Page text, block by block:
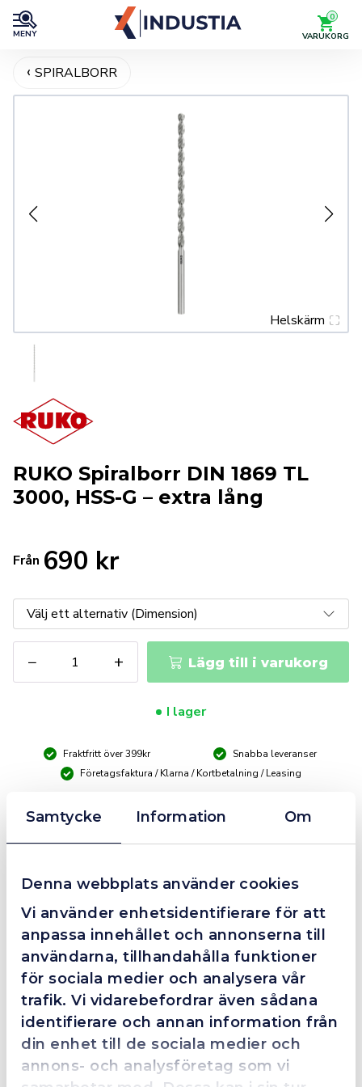
Samtycke Information Om
Denna webbplats använder cookies
Vi använder enhetsidentifierare för att
anpassa innehållet och annonserna till
användarna, tillhandahålla funktioner
för sociala medier och analysera vår
trafik. Vi vidarebefordrar även sådana
identifierare och annan information från
din enhet till de sociala medier och
annons- och analysföretag som vi
MENY
0
VARUKORG
SPIRALBORR
Helskärm
RUKO Spiralborr DIN 1869 TL
3000, HSS-G – extra lång
Från 690 kr
−
Spiralborr
DIN
HSS-
extra
mängd
+ Lägg till i varukorg
I lager
Fraktfritt över 399kr
Snabba leveranser
Företagsfaktura / Klarna / Kortbetalning / Leasing
FM
Grym service!
Dom här grabbarna är definitionen av serviceminded.
Trots en billigare order, som det blev lite strul med,
så agerade dom blixtsnabbt och löste det långt över
förväntan. Hade kontakt med Alexander, som förtjänar
en extra guldstjärna.